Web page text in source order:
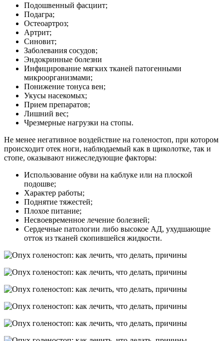
Подошвенный фасциит;
Подагра;
Остеоартроз;
Артрит;
Синовит;
Заболевания сосудов;
Эндокринные болезни
Инфицирование мягких тканей патогенными
микроорганизмами;
Понижение тонуса вен;
Укусы насекомых;
Прием препаратов;
Лишний вес;
Чрезмерные нагрузки на стопы.
Не менее негативное воздействие на голеностоп, при котором
происходит отек ноги, наблюдаемый как в щиколотке, так и
стопе, оказывают нижеследующие факторы:
Использование обуви на каблуке или на плоской
подошве;
Характер работы;
Поднятие тяжестей;
Плохое питание;
Несвоевременное лечение болезней;
Сердечные патологии либо высокое АД, ухудшающие
отток из тканей скопившейся жидкости.